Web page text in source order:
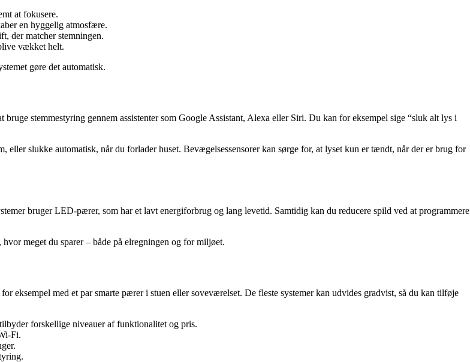
at fokusere.
en hyggelig atmosfære.
der matcher stemningen.
vækket helt.
gøre det automatisk.
stemmestyring gennem assistenter som Google Assistant, Alexa eller Siri. Du kan for eksempel sige “sluk alt lys i
slukke automatisk, når du forlader huset. Bevægelsessensorer kan sørge for, at lyset kun er tændt, når der er brug for
bruger LED-pærer, som har et lavt energiforbrug og lang levetid. Samtidig kan du reducere spild ved at programmere
meget du sparer – både på elregningen og for miljøet.
eksempel med et par smarte pærer i stuen eller soveværelset. De fleste systemer kan udvides gradvist, så du kan tilføje
forskellige niveauer af funktionalitet og pris.
Fi.